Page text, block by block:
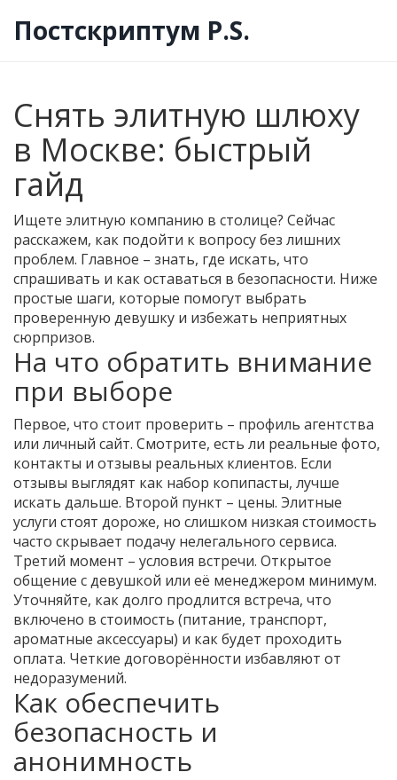
Постскриптум P.S.
Снять элитную шлюху
в Москве: быстрый
гайд
Ищете элитную компанию в столице? Сейчас
расскажем, как подойти к вопросу без лишних
проблем. Главное – знать, где искать, что
спрашивать и как оставаться в безопасности. Ниже
простые шаги, которые помогут выбрать
проверенную девушку и избежать неприятных
сюрпризов.
На что обратить внимание
при выборе
Первое, что стоит проверить – профиль агентства
или личный сайт. Смотрите, есть ли реальные фото,
контакты и отзывы реальных клиентов. Если
отзывы выглядят как набор копипасты, лучше
искать дальше. Второй пункт – цены. Элитные
услуги стоят дороже, но слишком низкая стоимость
часто скрывает подачу нелегального сервиса.
Третий момент – условия встречи. Открытое
общение с девушкой или её менеджером минимум.
Уточняйте, как долго продлится встреча, что
включено в стоимость (питание, транспорт,
ароматные аксессуары) и как будет проходить
оплата. Четкие договорённости избавляют от
недоразумений.
Как обеспечить
безопасность и
анонимность